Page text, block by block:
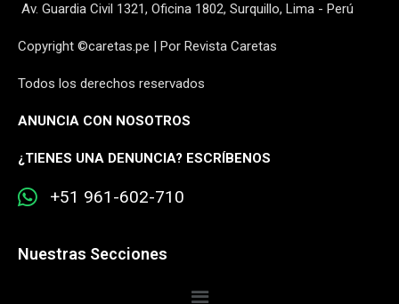
Av. Guardia Civil 1321, Oficina 1802, Surquillo, Lima - Perú
Copyright ©caretas.pe | Por Revista Caretas
Todos los derechos reservados
ANUNCIA CON NOSOTROS
¿TIENES UNA DENUNCIA? ESCRÍBENOS
+51 961-602-710
Nuestras Secciones